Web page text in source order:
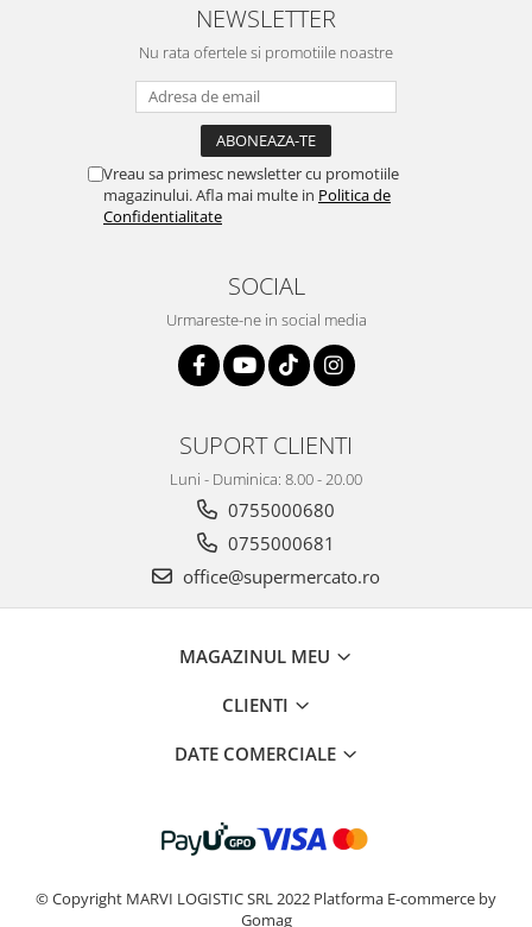
NEWSLETTER
Nu rata ofertele si promotiile noastre
Vreau sa primesc newsletter cu promotiile
magazinului. Afla mai multe in Politica de
Confidentialitate
SOCIAL
Urmareste-ne in social media
SUPORT CLIENTI
Luni - Duminica: 8.00 - 20.00
0755000680
0755000681
office@supermercato.ro
MAGAZINUL MEU
CLIENTI
DATE COMERCIALE
© Copyright MARVI LOGISTIC SRL 2022 Platforma E-commerce by
Gomag